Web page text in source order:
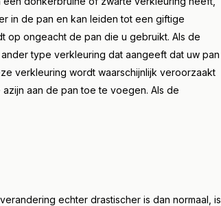
in de pan en kan leiden tot een giftige
op ongeacht de pan die u gebruikt. Als de
type verkleuring dat aangeeft dat uw pan
verkleuring wordt waarschijnlijk veroorzaakt
aan de pan toe te voegen. Als de
echter drastischer is dan normaal, is